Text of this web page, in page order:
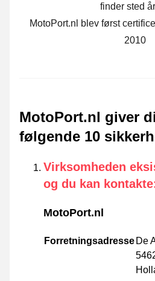
finder sted
MotoPort.nl blev først
2010
MotoPort.nl giver
følgende 10
Virksomheden
og du kan kontakte
MotoPort.nl
Forretningsadresse De